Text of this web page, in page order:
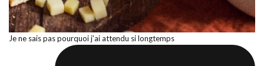
Je ne sais pas pourquoi j’ai attendu si longtemps